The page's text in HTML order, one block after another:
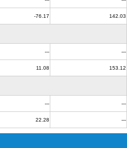
-76.17 142.03
--- ---
11.08 153.12
--- ---
22.28 ---